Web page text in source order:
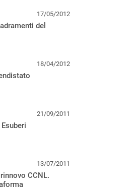
17/05/2012
del
18/04/2012
21/09/2011
13/07/2011
CCNL.